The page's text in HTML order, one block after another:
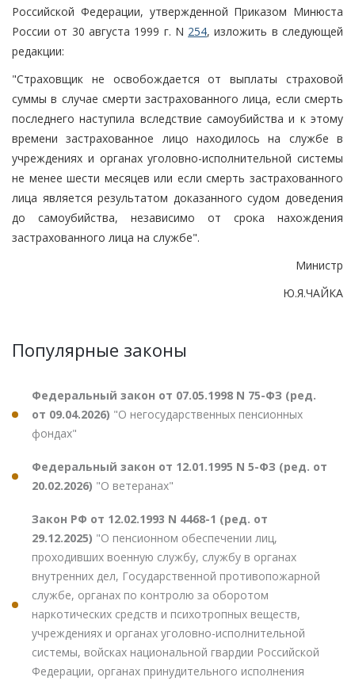
Российской Федерации, утвержденной Приказом Минюста
России от 30 августа 1999 г. N 254, изложить в следующей
редакции:
"Страховщик не освобождается от выплаты страховой
суммы в случае смерти застрахованного лица, если смерть
последнего наступила вследствие самоубийства и к этому
времени застрахованное лицо находилось на службе в
учреждениях и органах уголовно-исполнительной системы
не менее шести месяцев или если смерть застрахованного
лица является результатом доказанного судом доведения
до самоубийства, независимо от срока нахождения
застрахованного лица на службе".
Министр
Ю.Я.ЧАЙКА
Популярные законы
Федеральный закон от 07.05.1998 N 75-ФЗ (ред.
от 09.04.2026) "О негосударственных пенсионных
фондах"
Федеральный закон от 12.01.1995 N 5-ФЗ (ред. от
20.02.2026) "О ветеранах"
Закон РФ от 12.02.1993 N 4468-1 (ред. от
29.12.2025) "О пенсионном обеспечении лиц,
проходивших военную службу, службу в органах
внутренних дел, Государственной противопожарной
службе, органах по контролю за оборотом
наркотических средств и психотропных веществ,
учреждениях и органах уголовно-исполнительной
системы, войсках национальной гвардии Российской
Федерации, органах принудительного исполнения